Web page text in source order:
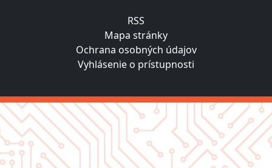
RSS
Mapa stránky
Ochrana osobných údajov
Vyhlásenie o prístupnosti